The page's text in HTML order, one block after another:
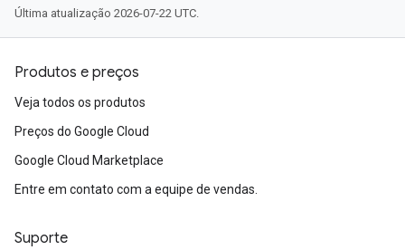
Última atualização 2026-07-22 UTC.
Produtos e preços
Veja todos os produtos
Preços do Google Cloud
Google Cloud Marketplace
Entre em contato com a equipe de vendas.
Suporte